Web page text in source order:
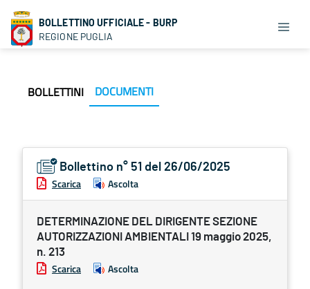
BOLLETTINO UFFICIALE - BURP
REGIONE PUGLIA
BOLLETTINI DOCUMENTI
Bollettino n° 51 del 26/06/2025
Scarica Ascolta
DETERMINAZIONE DEL DIRIGENTE SEZIONE
AUTORIZZAZIONI AMBIENTALI 19 maggio 2025,
n. 213
Scarica Ascolta